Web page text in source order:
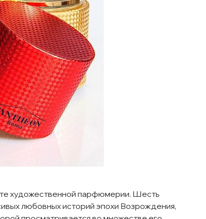
художественной парфюмерии. Шесть
любовных историй эпохи Возрождения,